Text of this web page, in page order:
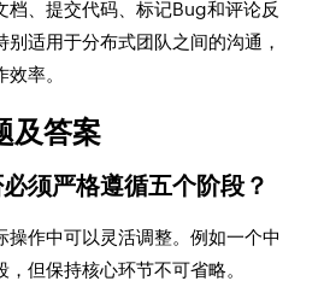
档、提交代码、标记Bug和评论反
适用于分布式团队之间的沟通，
率。
及答案
须严格遵循五个阶段？
操作中可以灵活调整。例如一个中
但保持核心环节不可省略。